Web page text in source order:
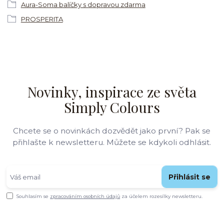
Aura-Soma balíčky s dopravou zdarma
PROSPERITA
Novinky, inspirace ze světa
Simply Colours
Chcete se o novinkách dozvědět jako první? Pak se
přihlašte k newsletteru. Můžete se kdykoli odhlásit.
Přihlásit se
Souhlasím se zpracováním osobních údajů za účelem rozesílky newsletteru.